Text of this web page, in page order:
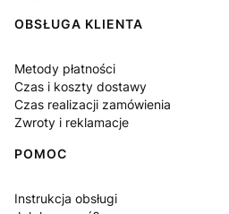
OBSŁUGA KLIENTA
Metody płatności
Czas i koszty dostawy
Czas realizacji zamówienia
Zwroty i reklamacje
POMOC
Instrukcja obsługi